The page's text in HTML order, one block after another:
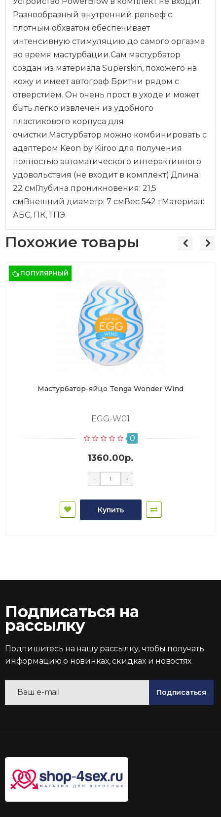
Разнообразный внутренний рельеф с
плотным обхватом обеспечивает
интенсивную стимуляцию до самого оргазма
во время мастурбации.Сам мастурбатор
создан из материала Superskin, похожего на
кожу и имеет автограф Бритни рядом с
отверстием. Он очень прост в уходе и может
быть легко извлечен из удобного
пластикового корпуса для
очистки.Мастурбатор можно комбинировать с
адаптером Keon by Kiiroo для получения
полностью автоматического интерактивного
удовольствия (не входит в комплект).Длина:
22 смГлубина проникновения: 21,5
смВнешний диаметр: 7 смВес 542 гМатериал:
АБС, ПК, ТПЭ.
Похожие товары
ПОПУЛЯРНЫЙ
Мастурбатор-яйцо Tenga Wonder Wind
EGG-W01
0
1360.00р.
- +
Купить
Подписаться на
рассылку
Подпишитесь на нашу рассылку, чтобы получать
информацию о новинках, скидках и новостях
Подписаться